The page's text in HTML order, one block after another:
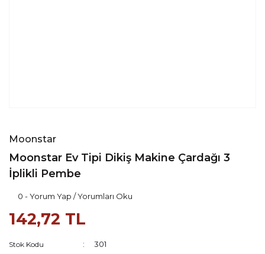
Moonstar
Moonstar Ev Tipi Dikiş Makine Çardağı 3
İplikli Pembe
0 - Yorum Yap / Yorumları Oku
142,72 TL
Stok Kodu 301